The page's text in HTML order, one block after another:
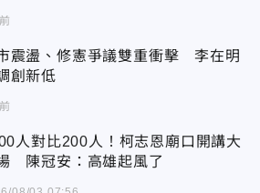
震盪、修憲爭議雙重衝擊 李在明
創新低
人對比200人！柯志恩廟口開講大
陳冠安：高雄起風了